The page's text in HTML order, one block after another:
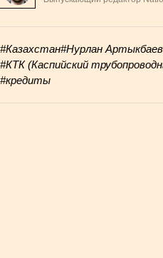
#Казахстан#Нурлан Артыкбаев
#КТК (Каспийский
#кредиты